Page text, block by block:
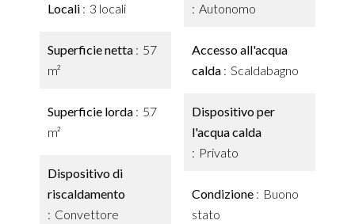
Locali 3 locali
Superficie netta
57
m²
Superficie lorda
57
m²
Dispositivo di
riscaldamento
Convettore
Autonomo
Accesso all'acqua
calda
Scaldabagno
Dispositivo per
l'acqua calda
Privato
Condizione
Buono
stato